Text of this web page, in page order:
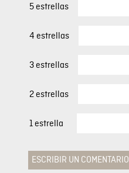
5 estrellas
4 estrellas
3 estrellas
2 estrellas
1 estrella
ESCRIBIR UN COMENTARIO